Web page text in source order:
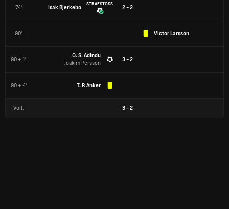
74' Isak Bjerkebo
STRAFSTOSS
2 - 2
90' Victor Larsson
90 + 1'
O. S. Adindu
Joakim Persson
3 - 2
90 + 4' T. P. Anker
Voll. 3-2